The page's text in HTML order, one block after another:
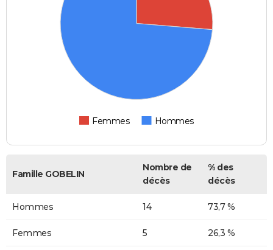
Femmes Hommes
Famille GOBELIN
Nombre de
décès
% des
décès
Hommes 14 73,7 %
Femmes 5 26,3 %